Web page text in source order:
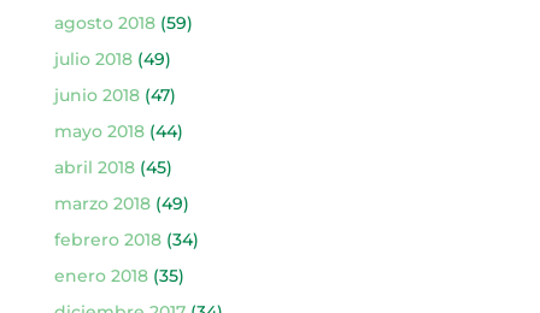
agosto 2018(59)
julio 2018(49)
junio 2018(47)
mayo 2018(44)
abril 2018(45)
marzo 2018(49)
febrero 2018(34)
enero 2018(35)